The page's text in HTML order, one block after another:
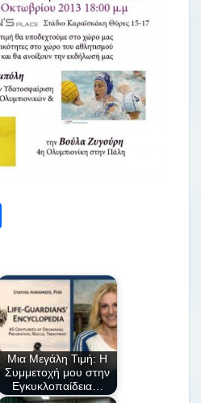
ρ
α
σ
τε
ίτ
ε
Μια Μεγάλη Τιμή: Η
Συμμετοχή μου στην
Εγκυκλοπαίδεια…